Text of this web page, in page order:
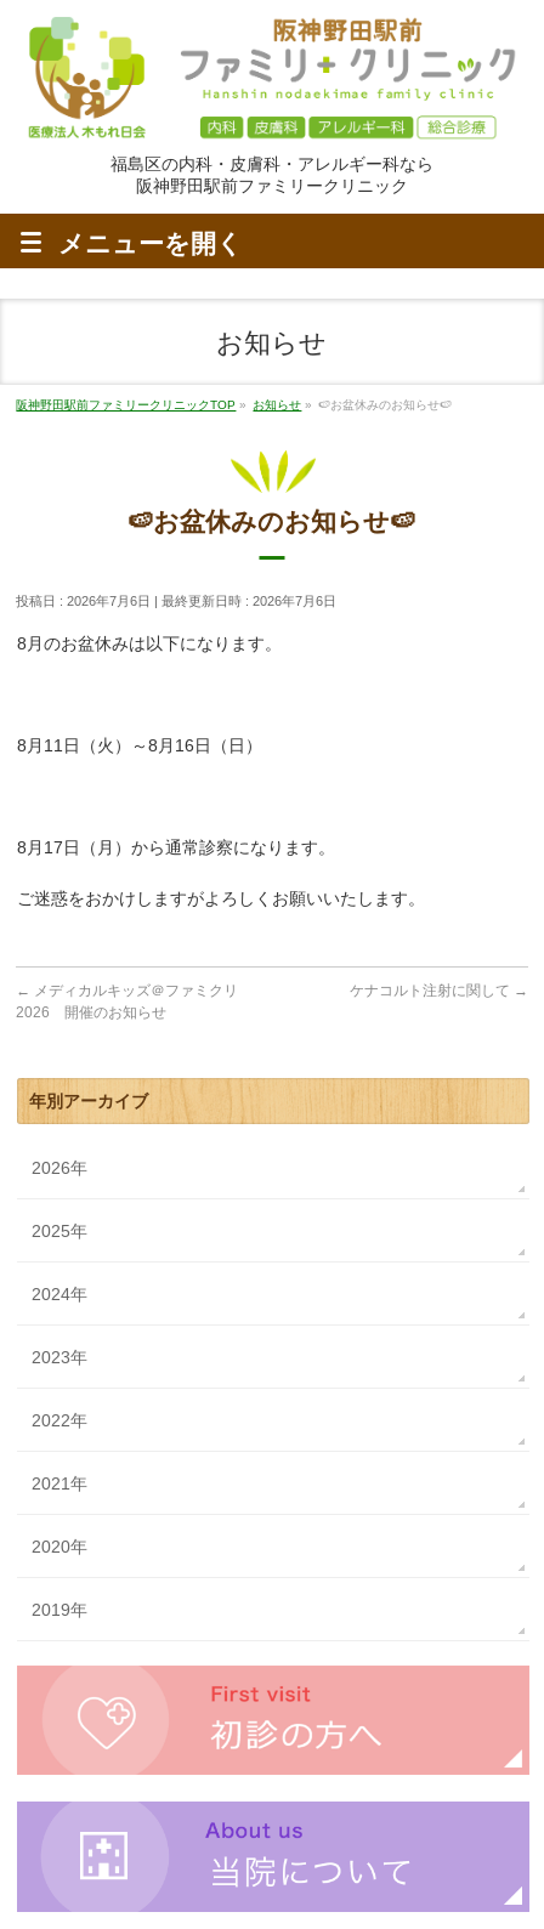
福島区の内科・皮膚科・アレルギー科なら
阪神野田駅前ファミリークリニック
メニューを開く
お知らせ
阪神野田駅前ファミリークリニックTOP » お知らせ » 🍉お盆休みのお知らせ🍉
🍉お盆休みのお知らせ🍉
投稿日 : 2026年7月6日 最終更新日時 : 2026年7月6日
8月のお盆休みは以下になります。
8月11日（火）～8月16日（日）
8月17日（月）から通常診察になります。
ご迷惑をおかけしますがよろしくお願いいたします。
← メディカルキッズ＠ファミクリ
2026 開催のお知らせ
ケナコルト注射に関して →
年別アーカイブ
2026年
2025年
2024年
2023年
2022年
2021年
2020年
2019年